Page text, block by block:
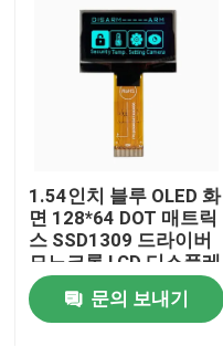
1.54인치 블루 OLED 화
면 128*64 DOT 매트릭
스 SSD1309 드라이버
모노크롬 LCD 디스플레
이
문의 보내기